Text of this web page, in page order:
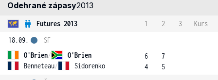
Odehrané zápasy2013
Futures 2013 1 2 3
Kurs
18.09.
O'Brien/
O'Brien
Benneteau/ Sidorenko
SF
6
4
7
5